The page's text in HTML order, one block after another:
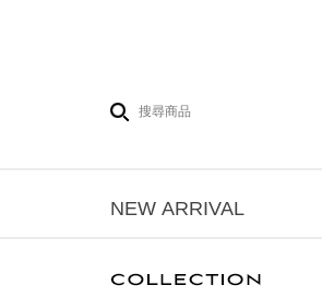
NEW ARRIVAL